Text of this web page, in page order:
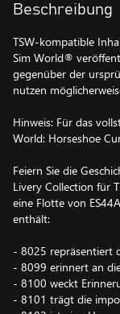
Beschreibung
TSW-kompatible
Sim World®
gegenüber der
nutzen
Hinweis: Für das
World: Horseshoe
Feiern Sie die
Livery Collection für
eine Flotte von
enthält:
- 8025 repräsentiert
- 8099 erinnert an
- 8100 weckt
- 8101 trägt die